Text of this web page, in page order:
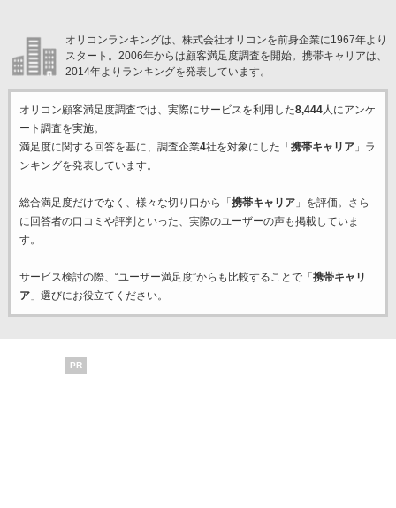
オリコンランキングは、株式会社オリコンを前身企業に1967年より
スタート。2006年からは顧客満足度調査を開始。携帯キャリアは、
2014年よりランキングを発表しています。
オリコン顧客満足度調査では、実際にサービスを利用した8,444人にアンケ
ート調査を実施。
満足度に関する回答を基に、調査企業4社を対象にした「 携帯キャリア」ラ
ンキングを発表しています。
総合満足度だけでなく、様々な切り口から「 携帯キャリア」を評価。さら
に回答者の口コミや評判といった、実際のユーザーの声も掲載していま
す。
サービス検討の際、“ユーザー満足度”からも比較することで「 携帯キャリ
ア」選びにお役立てください。
PR